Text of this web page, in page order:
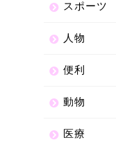
スポーツ
人物
便利
動物
医療